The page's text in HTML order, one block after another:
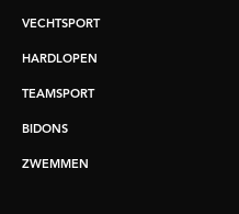
VECHTSPORT
HARDLOPEN
TEAMSPORT
BIDONS
ZWEMMEN